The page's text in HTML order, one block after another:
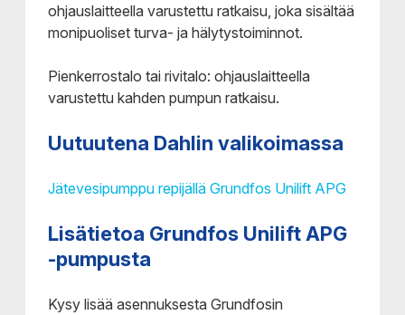
ohjauslaitteella varustettu ratkaisu, joka sisältää
monipuoliset turva- ja hälytystoiminnot.
Pienkerrostalo tai rivitalo: ohjauslaitteella
varustettu kahden pumpun ratkaisu.
Uutuutena Dahlin valikoimassa
Jätevesipumppu repijällä Grundfos Unilift APG
Lisätietoa Grundfos Unilift APG
-pumpusta
Kysy lisää asennuksesta Grundfosin